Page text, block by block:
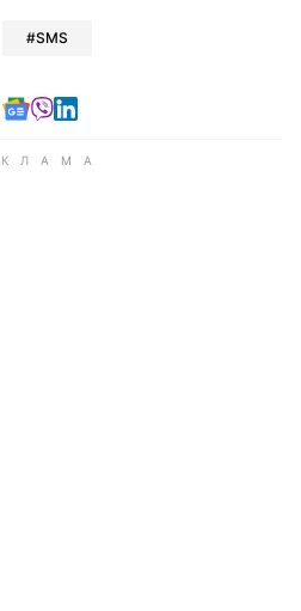
SMS
в Telegram
в Facebook
Читайте в X
Читайте в Google news
Читайте в Viber
Читайте в LinkedIn